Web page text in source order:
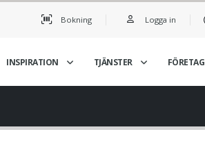
Bokning Logga in
INSPIRATION TJÄNSTER FÖRETAG